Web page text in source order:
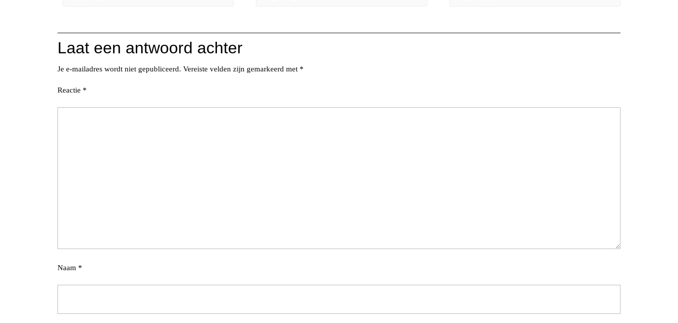
Laat een antwoord achter
Je e-mailadres wordt niet gepubliceerd. Vereiste velden zijn gemarkeerd met *
Reactie *
Naam *